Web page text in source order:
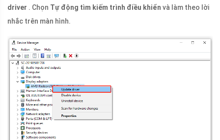
driver . Chọn Tự động tìm kiếm trình điều khiển và làm theo lời
nhắc trên màn hình.